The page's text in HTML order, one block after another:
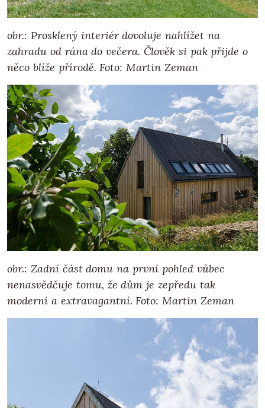
obr.: Prosklený interiér dovoluje nahlížet na
zahradu od rána do večera. Člověk si pak přijde o
něco blíže přírodě. Foto: Martin Zeman
obr.: Zadní část domu na první pohled vůbec
nenasvědčuje tomu, že dům je zepředu tak
moderní a extravagantní. Foto: Martin Zeman